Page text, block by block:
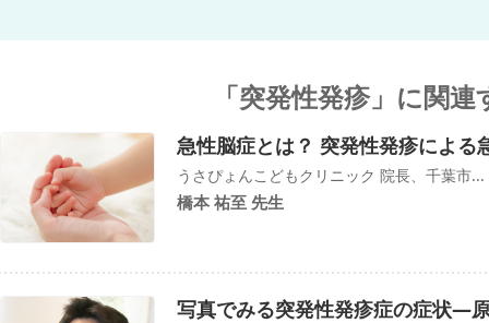
「突発性発疹」に関
急性脳症とは？ 突発性発疹による
うさぴょんこどもクリニック 院長、千葉市...
橋本 祐至 先生
写真でみる突発性発疹症の症状―